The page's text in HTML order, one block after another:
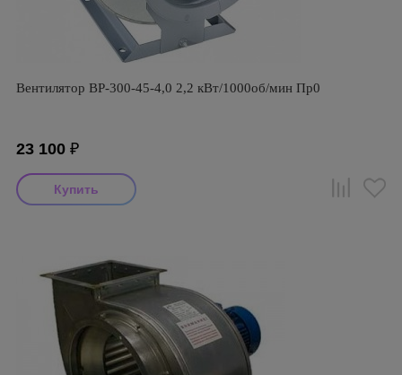
Вентилятор ВР-300-45-4,0 2,2 кВт/1000об/мин Пр0
23 100 ₽